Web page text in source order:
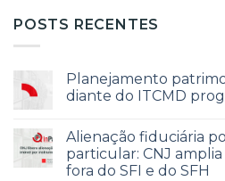
POSTS RECENTES
Planejamento
diante do ITCMD
Alienação fiduciária
particular: CNJ
fora do SFI e do SFH